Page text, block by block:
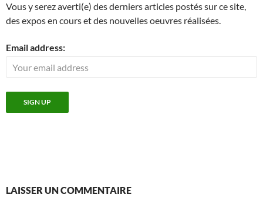
Vous y serez averti(e) des derniers articles postés sur ce site,
des expos en cours et des nouvelles oeuvres réalisées.
Email address:
LAISSER UN COMMENTAIRE